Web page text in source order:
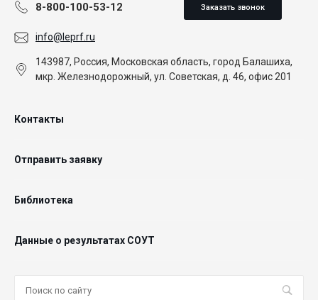
8-800-100-53-12 Заказать звонок
info@leprf.ru
143987, Россия, Московская область, город Балашиха,
мкр. Железнодорожный, ул. Советская, д. 46, офис 201
Контакты
Отправить заявку
Библиотека
Данные о результатах СОУТ